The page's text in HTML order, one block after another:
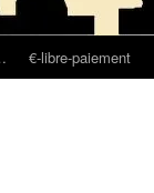
€-libre-paiement